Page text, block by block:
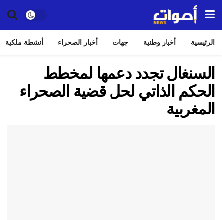
الرئيسية أخبار وطنية جهات أخبار الصحراء أنشطة ملكية
السنغال تجدد دعمها لمخطط
الحكم الذاتي لحل قضية الصحراء
المغربية